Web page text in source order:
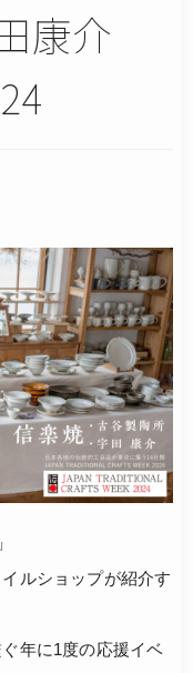
康介
ルショップが紹介す
年に1度の応援イベ